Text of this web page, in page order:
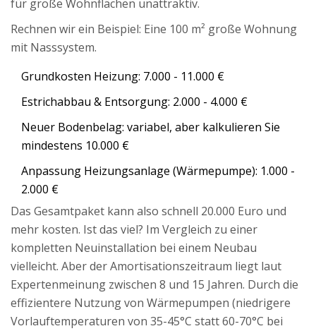
für große Wohnflächen unattraktiv.
Rechnen wir ein Beispiel: Eine 100 m² große Wohnung
mit Nasssystem.
Grundkosten Heizung: 7.000 - 11.000 €
Estrichabbau & Entsorgung: 2.000 - 4.000 €
Neuer Bodenbelag: variabel, aber kalkulieren Sie
mindestens 10.000 €
Anpassung Heizungsanlage (Wärmepumpe): 1.000 -
2.000 €
Das Gesamtpaket kann also schnell 20.000 Euro und
mehr kosten. Ist das viel? Im Vergleich zu einer
kompletten Neuinstallation bei einem Neubau
vielleicht. Aber der Amortisationszeitraum liegt laut
Expertenmeinung zwischen 8 und 15 Jahren. Durch die
effizientere Nutzung von Wärmepumpen (niedrigere
Vorlauftemperaturen von 35-45°C statt 60-70°C bei